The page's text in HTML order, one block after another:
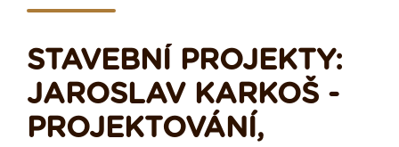
STAVEBNÍ PROJEKTY:
JAROSLAV KARKOŠ -
PROJEKTOVÁNÍ,